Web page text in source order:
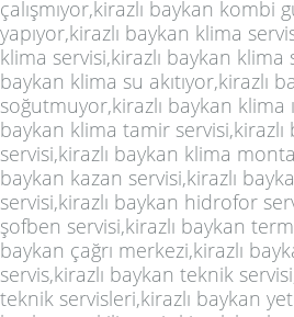
çalışmıyor,kirazlı baykan kombi
yapıyor,kirazlı baykan klima
klima servisi,kirazlı baykan klima
baykan klima su akıtıyor,kirazlı
soğutmuyor,kirazlı baykan klima
baykan klima tamir servisi,kirazlı
servisi,kirazlı baykan klima
baykan kazan servisi,kirazlı
servisi,kirazlı baykan hidrofor
şofben servisi,kirazlı baykan
baykan çağrı merkezi,kirazlı
servis,kirazlı baykan teknik
teknik servisleri,kirazlı baykan